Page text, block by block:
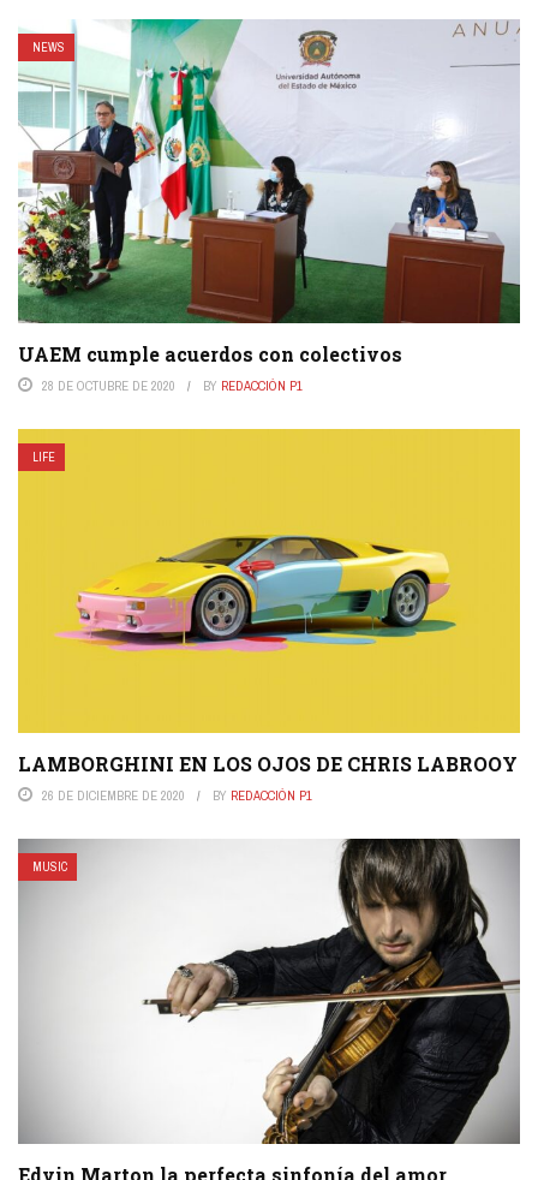
NEWS
UAEM cumple acuerdos con colectivos
28 DE OCTUBRE DE 2020 BY REDACCIÓN P1
LIFE
LAMBORGHINI EN LOS OJOS DE CHRIS LABROOY
26 DE DICIEMBRE DE 2020 BY REDACCIÓN P1
MUSIC
Edvin Marton la perfecta sinfonía del amor